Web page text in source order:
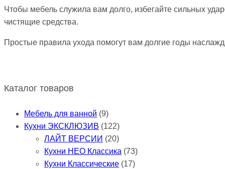
Чтобы мебель служила вам долго, избегайте сильных
чистящие средства.
Простые правила ухода помогут вам долгие годы
Каталог товаров
Мебель для ванной (9)
Кухни ЭКСКЛЮЗИВ (122)
ЛАЙТ ВЕРСИИ (20)
Кухни НЕО Классика (73)
Кухни Классические (17)